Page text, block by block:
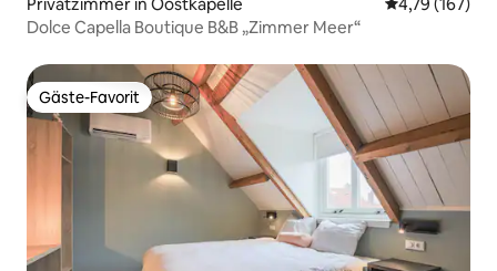
Dolce Capella Boutique B&B „Zimmer Meer“
Gäste-Favorit
Gäste-Favorit